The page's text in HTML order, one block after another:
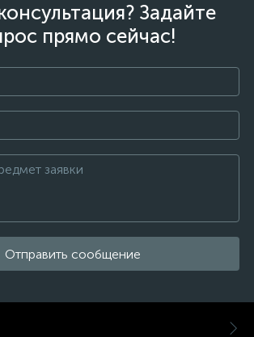
Задайте
прямо сейчас!
Отправить сообщение